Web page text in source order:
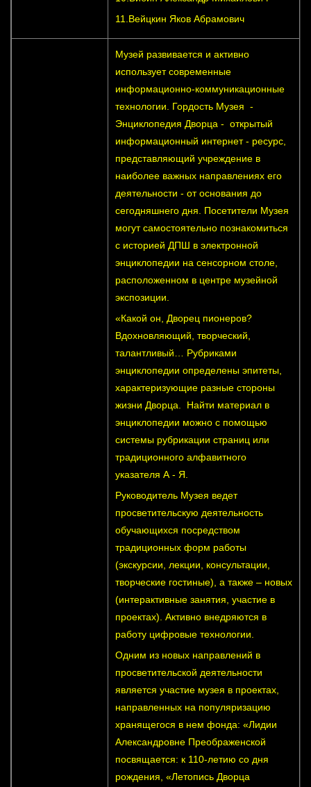
11.Вейцкин Яков Абрамович
Музей развивается и активно
использует современные
информационно-коммуникационные
технологии. Гордость Музея -
Энциклопедия Дворца - открытый
информационный интернет - ресурс,
представляющий учреждение в
наиболее важных направлениях его
деятельности - от основания до
сегодняшнего дня. Посетители Музея
могут самостоятельно познакомиться
с историей ДПШ в электронной
энциклопедии на сенсорном столе,
расположенном в центре музейной
экспозиции.
«Какой он, Дворец пионеров?
Вдохновляющий, творческий,
талантливый… Рубриками
энциклопедии определены эпитеты,
характеризующие разные стороны
жизни Дворца. Найти материал в
энциклопедии можно с помощью
системы рубрикации страниц или
традиционного алфавитного
указателя А - Я.
Руководитель Музея ведет
просветительскую деятельность
обучающихся посредством
традиционных форм работы
(экскурсии, лекции, консультации,
творческие гостиные), а также – новых
(интерактивные занятия, участие в
проектах). Активно внедряются в
работу цифровые технологии.
Одним из новых направлений в
просветительской деятельности
является участие музея в проектах,
направленных на популяризацию
хранящегося в нем фонда: «Лидии
Александровне Преображенской
посвящается: к 110-летию со дня
рождения, «Летопись Дворца